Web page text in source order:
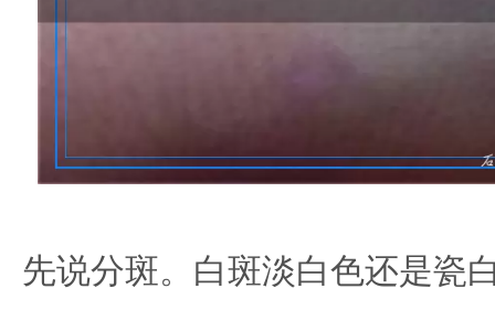
先说分斑。白斑淡白色还是瓷